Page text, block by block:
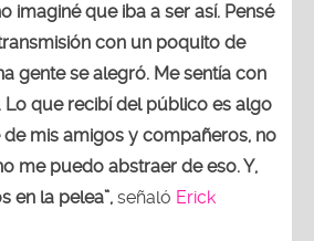
imaginé que iba a ser así. Pensé
con un poquito de
gente se alegró. Me sentía con
Lo que recibí del público es algo
mis amigos y compañeros, no
me puedo abstraer de eso. Y,
en la pelea”, señaló Erick